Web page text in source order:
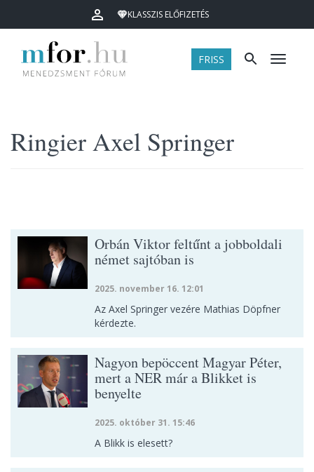
KLASSZIS ELŐFIZETÉS
FRISS Menü
Ringier Axel Springer
Orbán Viktor feltűnt a jobboldali
német sajtóban is
2025. november 16. 12:01
Az Axel Springer vezére Mathias Döpfner
kérdezte.
Nagyon bepöccent Magyar Péter,
mert a NER már a Blikket is
benyelte
2025. október 31. 15:46
A Blikk is elesett?